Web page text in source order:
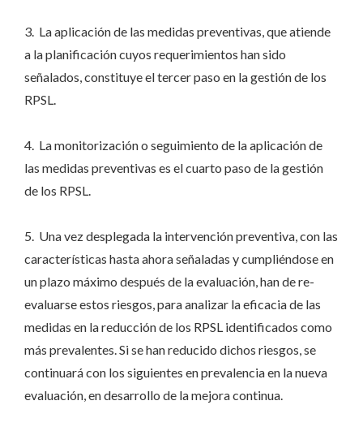
3. La aplicación de las medidas preventivas, que atiende
a la planificación cuyos requerimientos han sido
señalados, constituye el tercer paso en la gestión de los
RPSL.
4. La monitorización o seguimiento de la aplicación de
las medidas preventivas es el cuarto paso de la gestión
de los RPSL.
5. Una vez desplegada la intervención preventiva, con las
características hasta ahora señaladas y cumpliéndose en
un plazo máximo después de la evaluación, han de re-
evaluarse estos riesgos, para analizar la eficacia de las
medidas en la reducción de los RPSL identificados como
más prevalentes. Si se han reducido dichos riesgos, se
continuará con los siguientes en prevalencia en la nueva
evaluación, en desarrollo de la mejora continua.